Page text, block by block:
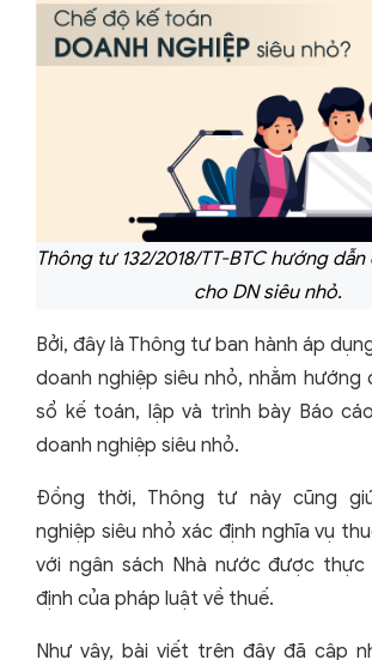
Thông tư 132/2018/TT-BTC hướng
cho DN siêu nhỏ.
Bởi, đây là Thông tư ban hành áp
doanh nghiệp siêu nhỏ, nhằm hướng
sổ kế toán, lập và trình bày Báo
doanh nghiệp siêu nhỏ.
Đồng thời, Thông tư này cũng
nghiệp siêu nhỏ xác định nghĩa vụ
với ngân sách Nhà nước được
định của pháp luật về thuế.
Như vậy, bài viết trên đây đã cập